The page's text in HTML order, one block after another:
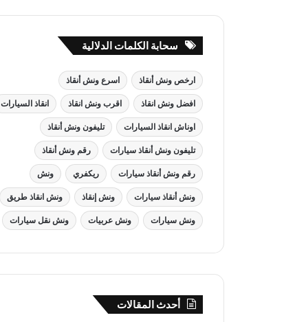
سحابة الكلمات الدلالية
ارخص ونش أنقاذ اسرع ونش أنقاذ
افضل ونش انقاذ اقرب ونش انقاذ انقاذ السيارات
اوناش انقاذ السيارات تليفون ونش أنقاذ
تليفون ونش أنقاذ سيارات رقم ونش أنقاذ
رقم ونش أنقاذ سيارات ريكفري ونش
ونش أنقاذ سيارات ونش إنقاذ ونش انقاذ طريق
ونش سيارات ونش عربيات ونش نقل سيارات
أحدث المقالات